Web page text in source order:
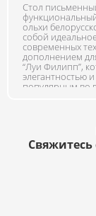
Стол
ольхи
собой
современных
дополнением
“Луи Филипп”,
элегантностью
популярным во
материалов. В
что придает
выполнены
последующим
Цвета светлой
цвет глухой
фото и